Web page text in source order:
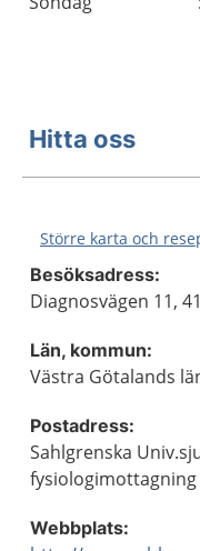
Hitta oss
Större karta och
Besöksadress:
Diagnosvägen 11,
Län, kommun:
Västra Götalands
Postadress:
Sahlgrenska
fysiologimottagning
Webbplats: